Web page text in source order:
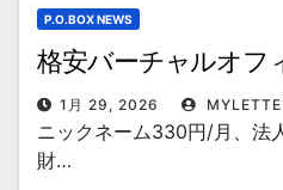
P.O.BOX NEWS
格安バーチャルオ
1月 29, 2026
ニックネーム330円/月、法
財…